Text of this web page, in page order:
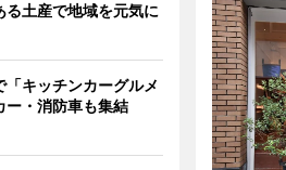
土産で地域を元気に
「キッチンカーグルメ
・消防車も集結